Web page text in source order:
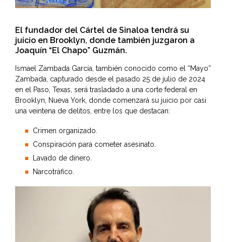
El fundador del Cártel de Sinaloa tendrá su
juicio en Brooklyn, donde también juzgaron a
Joaquín “El Chapo” Guzmán.
Ismael Zambada García, también conocido como el “Mayo”
Zambada, capturado desde el pasado 25 de julio de 2024
en el Paso, Texas, será trasladado a una corte federal en
Brooklyn, Nueva York, donde comenzará su juicio por casi
una veintena de delitos, entre los que destacan:
Crimen organizado.
Conspiración para cometer asesinato.
Lavado de dinero.
Narcotráfico.